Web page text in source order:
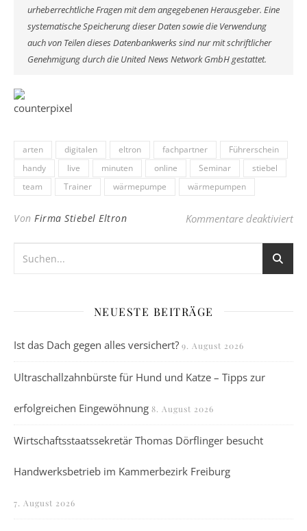
urheberrechtliche Fragen mit dem angegebenen Herausgeber. Eine
systematische Speicherung dieser Daten sowie die Verwendung
auch von Teilen dieses Datenbankwerks sind nur mit schriftlicher
Genehmigung durch die United News Network GmbH gestattet.
arten digitalen eltron fachpartner
Führerschein
handy
live minuten online Seminar
stiebel
team
Trainer wärmepumpe wärmepumpen
Von Firma Stiebel Eltron Kommentare deaktiviertfür
NEUESTE BEITRÄGE
Ist das Dach gegen alles versichert? 9. August 2026
Ultraschallzahnbürste für Hund und Katze – Tipps zur
erfolgreichen Eingewöhnung 8. August 2026
Wirtschaftsstaatssekretär Thomas Dörflinger besucht
Handwerksbetrieb im Kammerbezirk Freiburg
7. August 2026